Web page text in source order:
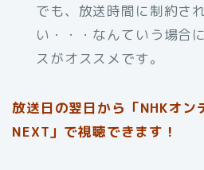
でも、放送時間に制約さ
い・・・なんていう場合
スがオススメです。
放送日の翌日から「NHKオン
NEXT」で視聴できます！